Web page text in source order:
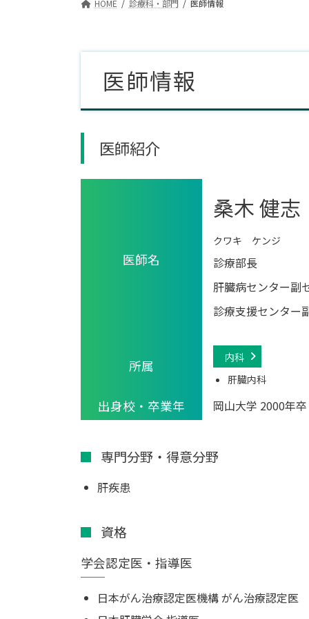
HOME 診療科・部門 医師情報
医師情報
医師紹介
医師名
桑木 健志
クワキ ケンジ
診療部長
肝臓病センター副
診療支援センター
所属
内科
肝臓内科
出身校・卒業年 岡山大学 2000年卒
専門分野・得意分野
肝疾患
資格
学会認定医・指導医
日本がん治療認定医機構 がん治療認定医